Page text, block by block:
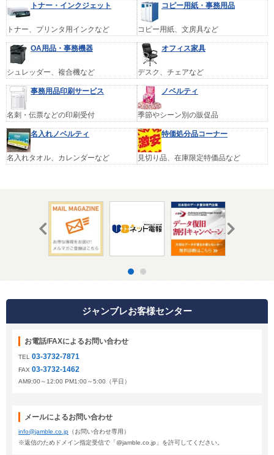
トナー・インクジェット
トナー、プリンタ用インクなど
コピー用紙・事務用品
コピー用紙、文房具など
OA用品・事務機器
シュレッダー、複合機など
オフィス家具
デスク、チェアなど
事務用品印刷サービス
名刺・伝票などの印刷受付
ノベルティ
季節やシーン別の販促品
名入れノベルティ
名入れタオル、カレンダーなど
特価処分品コーナー
見切り品、在庫限定特価品など
ジャンブレお客様センター
お電話/FAXによるお問い合わせ
TEL 03-3732-7871
FAX 03-3732-1462
AM9:00～12:00 PM1:00～5:00（平日）
メールによるお問い合わせ
info@jamble.co.jp （お問い合わせ専用）
※返信のためドメイン指定受信で「@jamble.co.jp」を許可してください。